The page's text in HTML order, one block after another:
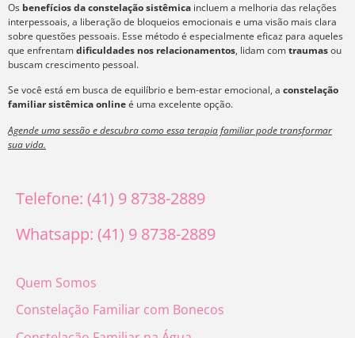
Os benefícios da constelação sistêmica incluem a melhoria das relações
interpessoais, a liberação de bloqueios emocionais e uma visão mais clara
sobre questões pessoais. Esse método é especialmente eficaz para aqueles
que enfrentamdificuldades nos relacionamentos, lidam comtraumasou
buscam crescimento pessoal.
Se você está em busca de equilíbrio e bem-estar emocional, a constelação
familiar sistêmica onlineé uma excelente opção.
Agende uma sessão e descubra como essa terapia familiar pode transformar
sua vida.
Telefone: (41) 9 8738-2889
Whatsapp: (41) 9 8738-2889
Quem Somos
Constelação Familiar com Bonecos